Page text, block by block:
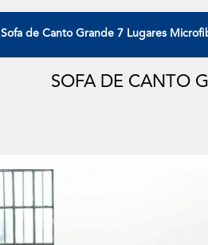
Sofa de Canto Grande 7 Lugares
SOFA DE CANTO